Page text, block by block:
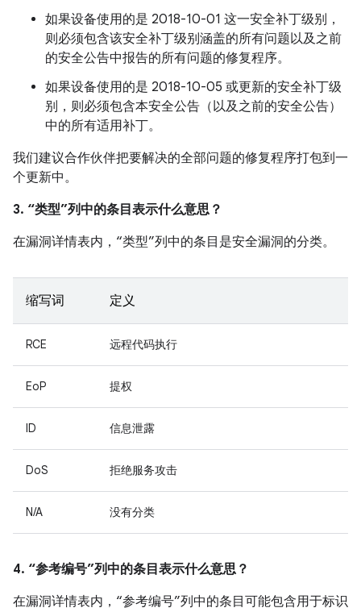
如果设备使用的是 2018-10-01 这一安全补丁级别，
则必须包含该安全补丁级别涵盖的所有问题以及之前
的安全公告中报告的所有问题的修复程序。
如果设备使用的是 2018-10-05 或更新的安全补丁级
别，则必须包含本安全公告（以及之前的安全公告）
中的所有适用补丁。
我们建议合作伙伴把要解决的全部问题的修复程序打包到一
个更新中。
3. “类型”列中的条目表示什么意思？
在漏洞详情表内，“类型”列中的条目是安全漏洞的分类。
缩写词 定义
RCE 远程代码执行
EoP 提权
ID 信息泄露
DoS 拒绝服务攻击
N/A 没有分类
4. “参考编号”列中的条目表示什么意思？
在漏洞详情表内，“参考编号”列中的条目可能包含用于标识